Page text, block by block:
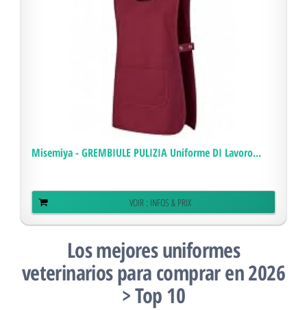
Misemiya - GREMBIULE PULIZIA Uniforme DI Lavoro...
VOIR : INFOS & PRIX
Los mejores uniformes
veterinarios para comprar en 2026
> Top 10